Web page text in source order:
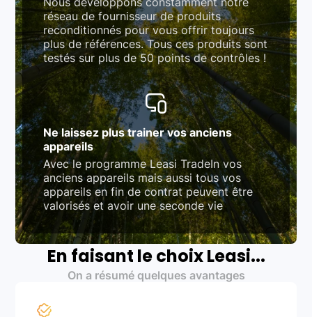
réseau de fournisseur de produits
reconditionnés pour vous offrir toujours
plus de références. Tous ces produits sont
testés sur plus de 50 points de contrôles !
Ne laissez plus trainer vos anciens
appareils
Avec le programme Leasi TradeIn vos
anciens appareils mais aussi tous vos
appareils en fin de contrat peuvent être
valorisés et avoir une seconde vie
En faisant le choix Leasi...
On a résumé quelques avantages